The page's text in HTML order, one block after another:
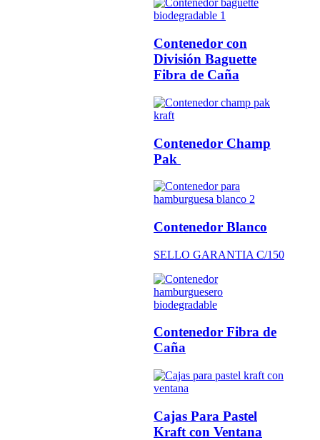
Contenedor con
División Baguette
Fibra de Caña
Contenedor Champ
Pak
Contenedor Blanco
SELLO GARANTIA C/150
Contenedor Fibra de
Caña
Cajas Para Pastel
Kraft con Ventana